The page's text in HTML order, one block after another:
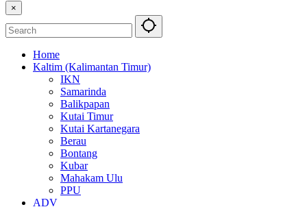
×
Home
Kaltim (Kalimantan Timur)
IKN
Samarinda
Balikpapan
Kutai Timur
Kutai Kartanegara
Berau
Bontang
Kubar
Mahakam Ulu
PPU
ADV